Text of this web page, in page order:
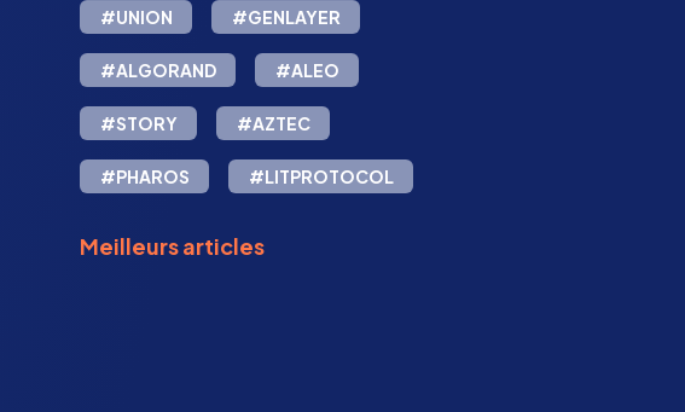
#UNION #GENLAYER
#ALGORAND #ALEO
#STORY #AZTEC
#PHAROS #LITPROTOCOL
Meilleurs articles